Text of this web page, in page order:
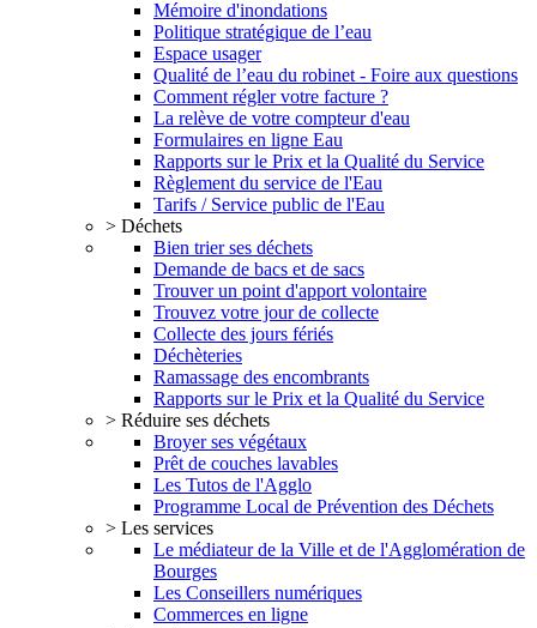
Mémoire d'inondations
Politique stratégique de l’eau
Espace usager
Qualité de l’eau du robinet - Foire aux questions
Comment régler votre facture ?
La relève de votre compteur d'eau
Formulaires en ligne Eau
Rapports sur le Prix et la Qualité du Service
Règlement du service de l'Eau
Tarifs / Service public de l'Eau
> Déchets
Bien trier ses déchets
Demande de bacs et de sacs
Trouver un point d'apport volontaire
Trouvez votre jour de collecte
Collecte des jours fériés
Déchèteries
Ramassage des encombrants
Rapports sur le Prix et la Qualité du Service
> Réduire ses déchets
Broyer ses végétaux
Prêt de couches lavables
Les Tutos de l'Agglo
Programme Local de Prévention des Déchets
> Les services
Le médiateur de la Ville et de l'Agglomération de
Bourges
Les Conseillers numériques
Commerces en ligne